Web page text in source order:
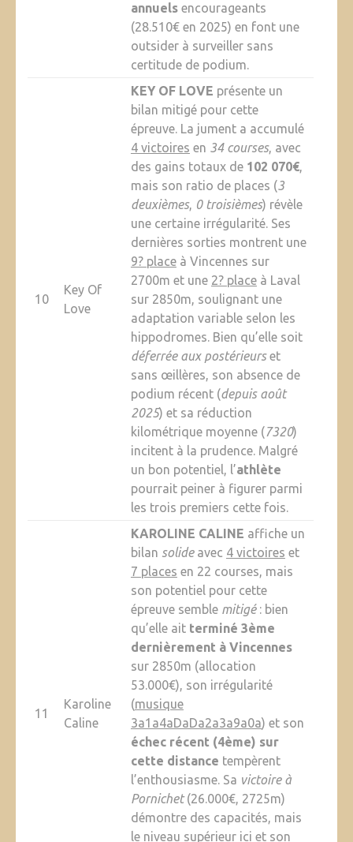
annuelsencourageants
(28.510€ en 2025) en font une
outsider à surveiller sans
certitude de podium.
10
Key Of
Love
KEY OF LOVE présente un
bilan mitigé pour cette
épreuve. La jument a accumulé
4 victoires en 34 courses, avec
des gains totaux de 102 070€,
mais son ratio de places (3
deuxièmes, 0 troisièmes) révèle
une certaine irrégularité. Ses
dernières sorties montrent une
9? placeà Vincennes sur
2700m et une 2? placeà Laval
sur 2850m, soulignant une
adaptation variable selon les
hippodromes. Bien qu’elle soit
déferrée aux postérieurset
sans œillères, son absence de
podium récent (depuis août
2025) et sa réduction
kilométrique moyenne (7320)
incitent à la prudence. Malgré
un bon potentiel, l’athlète
pourrait peiner à figurer parmi
les trois premiers cette fois.
11
Karoline
Caline
KAROLINE CALINE affiche un
bilan solideavec 4 victoires et
7 places en 22 courses, mais
son potentiel pour cette
épreuve semble mitigé: bien
qu’elle ait terminé 3ème
dernièrement à Vincennes
sur 2850m (allocation
53.000€), son irrégularité
(musique
3a1a4aDaDa2a3a9a0a) et son
échec récent (4ème) sur
cette distance tempèrent
l’enthousiasme. Sa victoire à
Pornichet(26.000€, 2725m)
démontre des capacités, mais
le niveau supérieur ici et son